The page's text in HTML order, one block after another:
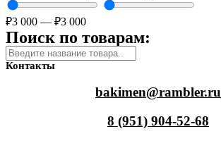
₽3 000 — ₽3 000
Поиск по товарам:
Контакты
bakimen@rambler.ru
8 (951) 904-52-68